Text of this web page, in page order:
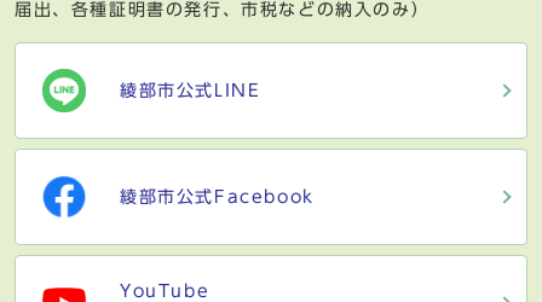
届出、各種証明書の発行、市税などの納入のみ）
綾部市公式LINE
綾部市公式Facebook
YouTube